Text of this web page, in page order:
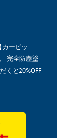
ービッ
完全防塵塗
くと20%OFF